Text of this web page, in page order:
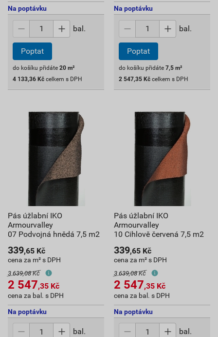
Na poptávku
bal.
Poptat
do košíku přidáte 20 m²
4 133,36 Kč celkem s DPH
Na poptávku
bal.
Poptat
do košíku přidáte 7,5 m²
2 547,35 Kč celkem s DPH
Pás úžlabní IKO
Armourvalley
07 Podvojná hnědá 7,5 m2
339,65 Kč
cena za m² s DPH
3 639,08 Kč
2 547,35 Kč
cena za bal. s DPH
Na poptávku
bal.
Pás úžlabní IKO
Armourvalley
10 Cihlově červená 7,5 m2
339,65 Kč
cena za m² s DPH
3 639,08 Kč
2 547,35 Kč
cena za bal. s DPH
Na poptávku
bal.